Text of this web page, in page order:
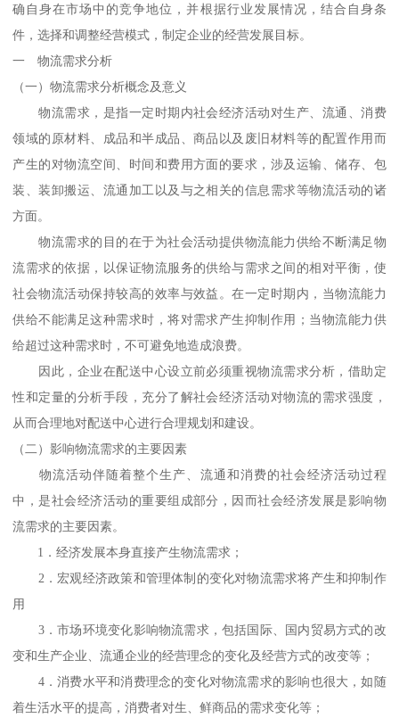
确自身在市场中的竞争地位，并根据行业发展情况，结合自身条
件，选择和调整经营模式，制定企业的经营发展目标。
一 物流需求分析
（一）物流需求分析概念及意义
物流需求，是指一定时期内社会经济活动对生产、流通、消费
领域的原材料、成品和半成品、商品以及废旧材料等的配置作用而
产生的对物流空间、时间和费用方面的要求，涉及运输、储存、包
装、装卸搬运、流通加工以及与之相关的信息需求等物流活动的诸
方面。
物流需求的目的在于为社会活动提供物流能力供给不断满足物
流需求的依据，以保证物流服务的供给与需求之间的相对平衡，使
社会物流活动保持较高的效率与效益。在一定时期内，当物流能力
供给不能满足这种需求时，将对需求产生抑制作用；当物流能力供
给超过这种需求时，不可避免地造成浪费。
因此，企业在配送中心设立前必须重视物流需求分析，借助定
性和定量的分析手段，充分了解社会经济活动对物流的需求强度，
从而合理地对配送中心进行合理规划和建设。
（二）影响物流需求的主要因素
物流活动伴随着整个生产、流通和消费的社会经济活动过程
中，是社会经济活动的重要组成部分，因而社会经济发展是影响物
流需求的主要因素。
1．经济发展本身直接产生物流需求；
2．宏观经济政策和管理体制的变化对物流需求将产生和抑制作
用
3．市场环境变化影响物流需求，包括国际、国内贸易方式的改
变和生产企业、流通企业的经营理念的变化及经营方式的改变等；
4．消费水平和消费理念的变化对物流需求的影响也很大，如随
着生活水平的提高，消费者对生、鲜商品的需求变化等；